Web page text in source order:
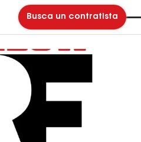
Busca un contratista